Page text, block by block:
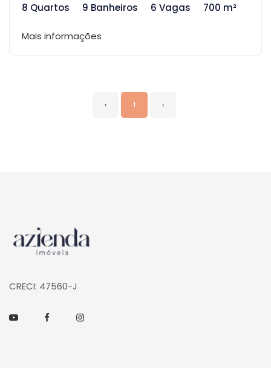
8 Quartos
9 Banheiros 6 Vagas 700 m²
Mais informações
‹ 1 ›
Página inicial
CRECI: 47560-J
YoutubeFacebookInstagram